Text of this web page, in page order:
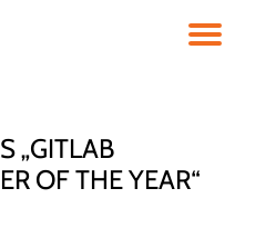
„GITLAB
OF THE YEAR“